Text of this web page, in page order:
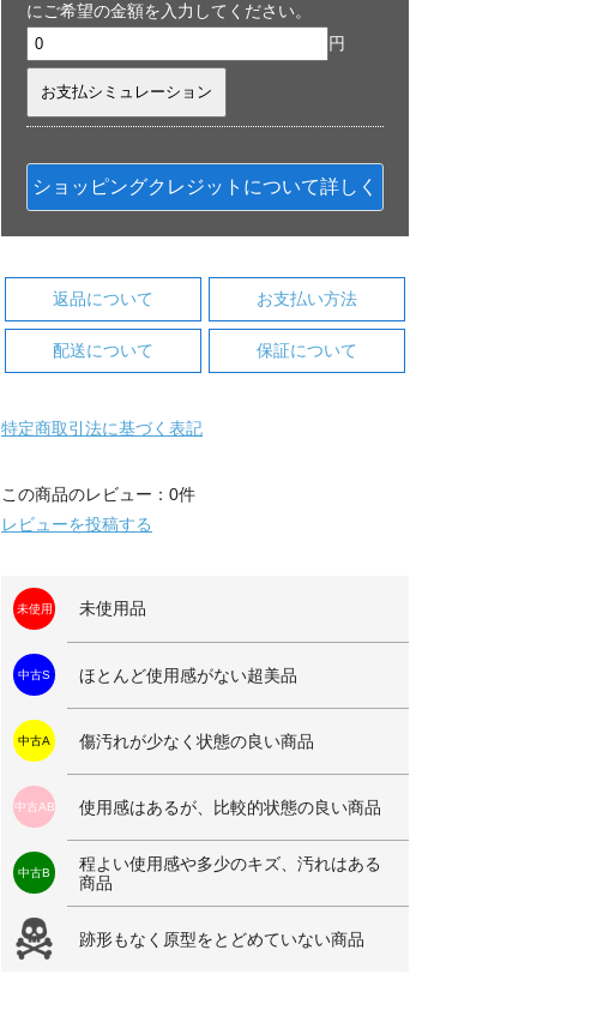
にご希望の金額を入力してください。
円
ショッピングクレジットについて詳しく
返品について お支払い方法
配送について 保証について
特定商取引法に基づく表記
この商品のレビュー：0件
レビューを投稿する
未使用 未使用品
中古S ほとんど使用感がない超美品
中古A 傷汚れが少なく状態の良い商品
中古AB 使用感はあるが、比較的状態の良い商品
中古B
程よい使用感や多少のキズ、汚れはある
商品
跡形もなく原型をとどめていない商品